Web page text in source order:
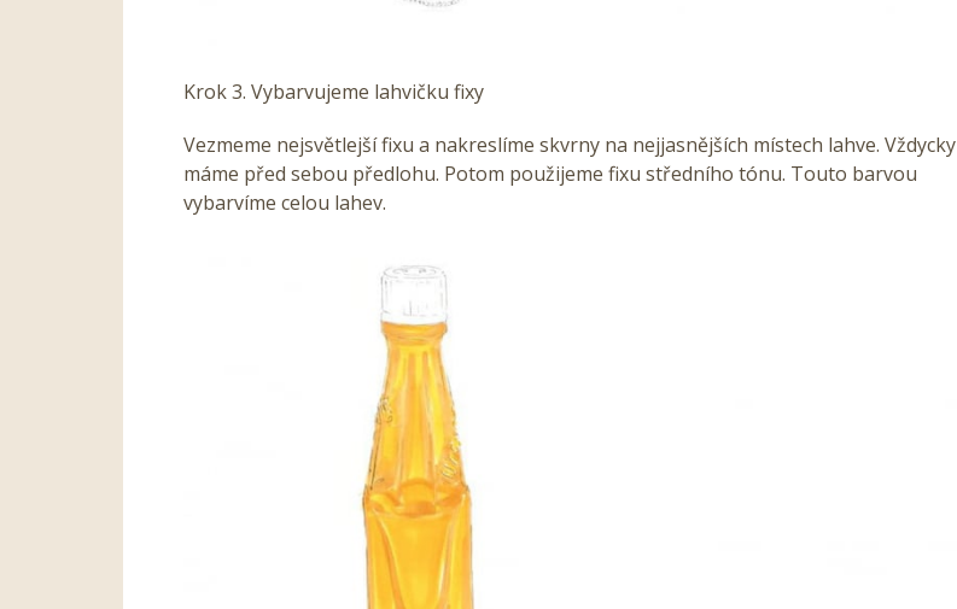
Krok 3. Vybarvujeme lahvičku fixy
Vezmeme nejsvětlejší fixu a nakreslíme skvrny na nejjasnějších místech lahve. Vždycky
máme před sebou předlohu. Potom použijeme fixu středního tónu. Touto barvou
vybarvíme celou lahev.